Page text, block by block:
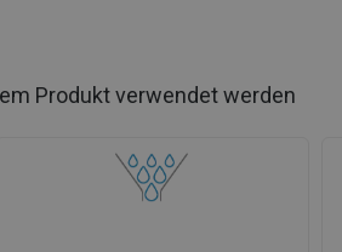
Produkt verwendet werden